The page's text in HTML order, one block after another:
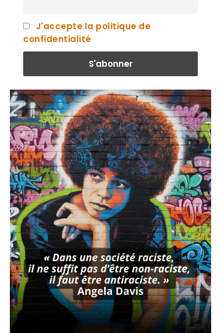
J'accepte la politique de
confidentialité